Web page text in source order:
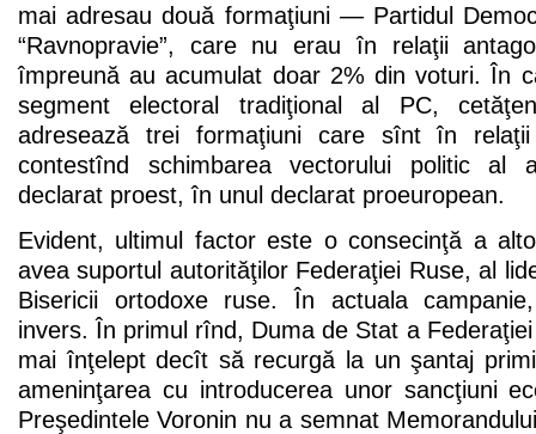
mai adresau două formaţiuni — Partidul
“Ravnopravie”, care nu erau în relaţii
împreună au acumulat doar 2% din voturi. În
segment electoral tradiţional al PC,
adresează trei formaţiuni care sînt în
contestînd schimbarea vectorului politic
declarat proest, în unul declarat proeuropean.
Evident, ultimul factor este o consecinţă a
avea suportul autorităţilor Federaţiei Ruse, al
Bisericii ortodoxe ruse. În actuala
invers. În primul rînd, Duma de Stat a
mai înţelept decît să recurgă la un şantaj
ameninţarea cu introducerea unor sancţiuni
Preşedintele Voronin nu a semnat